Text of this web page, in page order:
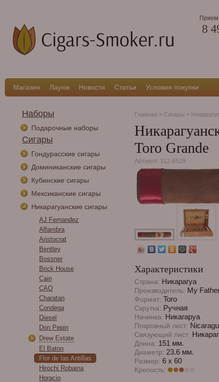
Прием
8
Магазин Лаунж Новости Статьи Условия покупки
Наборы
Подарочные наборы
Сигары
Гондурасские сигары
Доминиканские сигары
Кубинские сигары
Мексиканские сигары
Никарагуанские сигары
AJ Fernandez
Alfambra
Aristocrat
Bentley
Bossner
Brick House
Cain
CAO
Charatan
Condega
Diesel
Don Pepin
Drew Estate
El Baton
Flor de las Antillas
Hirochi Robaina
Horacio
Главная > Сигары >
Toro Grande
Артикул: 312-8529
Характеристики
Страна: Никарагуа
Производитель: My
Формат: Toro
Скрутка: Ручная
Начинка: Никагаруа
Покровный лист:
Связующий лист:
Длина: 151 мм.
Диаметр: 23.6 мм.
Размер: 6 x 60
Крепость: